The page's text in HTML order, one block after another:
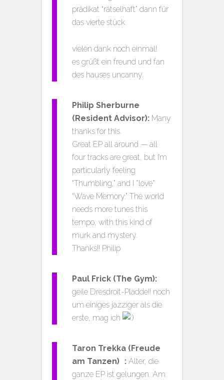
prädikat “rätselhaft” dann für
das vierte stück.
vielen dank noch einmal!
es grüßt ein freund und fan
des hauses uncanny.
Philip Sherburne
(Resident Advisor): Many
thanks for this.
Great EP all around — all
four tracks are great, but I’m
particularly feeling
“Thumbling,” and I *love*
“Wave Memory.” The world
needs more tunes this
tempo, with this kind of
murk and mystery.
Thanks!! Philip
Paul Frick (The Gym):
geile Dresdroit-Pladde!! noch
um einiges jazziger als die
erste, mag ich
Taron Trekka (Freude
am Tanzen) : Alter, die
ganze EP ist gelungen. Am